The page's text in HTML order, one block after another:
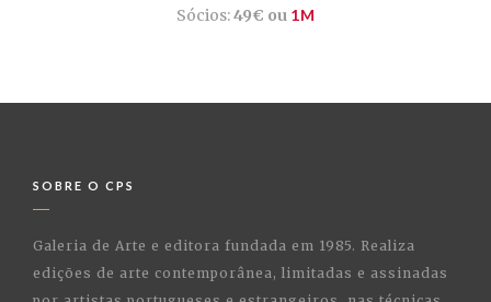
Sócios:49€ ou 1M
SOBRE O CPS
Galeria de Arte e editora fundada em 1985. Realiza
edições de arte contemporânea, limitadas e assinadas